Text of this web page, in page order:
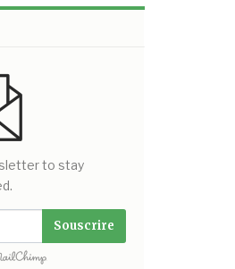
to stay
Souscrire